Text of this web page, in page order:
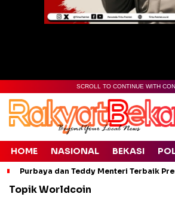
SCROLL TO CONTINUE WITH
HOME NASIONAL BEKASI
Purbaya dan Teddy Menteri Terbaik
TopikWorldcoin